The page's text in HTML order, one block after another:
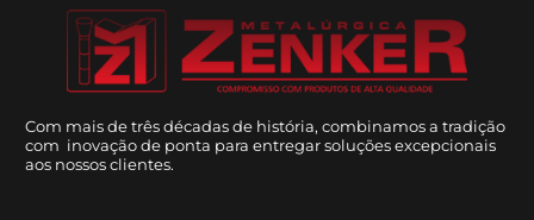
Com mais de três décadas de história, combinamos a tradição
com inovação de ponta para entregar soluções excepcionais
aos nossos clientes.